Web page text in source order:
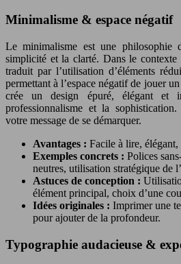
Minimalisme & espace négatif
Le minimalisme est une philosophie
simplicité et la clarté. Dans le contexte
traduit par l’utilisation d’éléments
permettant à l’espace négatif de jouer
crée un design épuré, élégant et
professionnalisme et la
votre message de se démarquer.
Avantages : Facile à lire,
Exemples concrets : Polices
neutres, utilisation stratégique de
Astuces de conception :
élément principal, choix d’une
Idées originales : Imprimer une
pour ajouter de la profondeur.
Typographie audacieuse &